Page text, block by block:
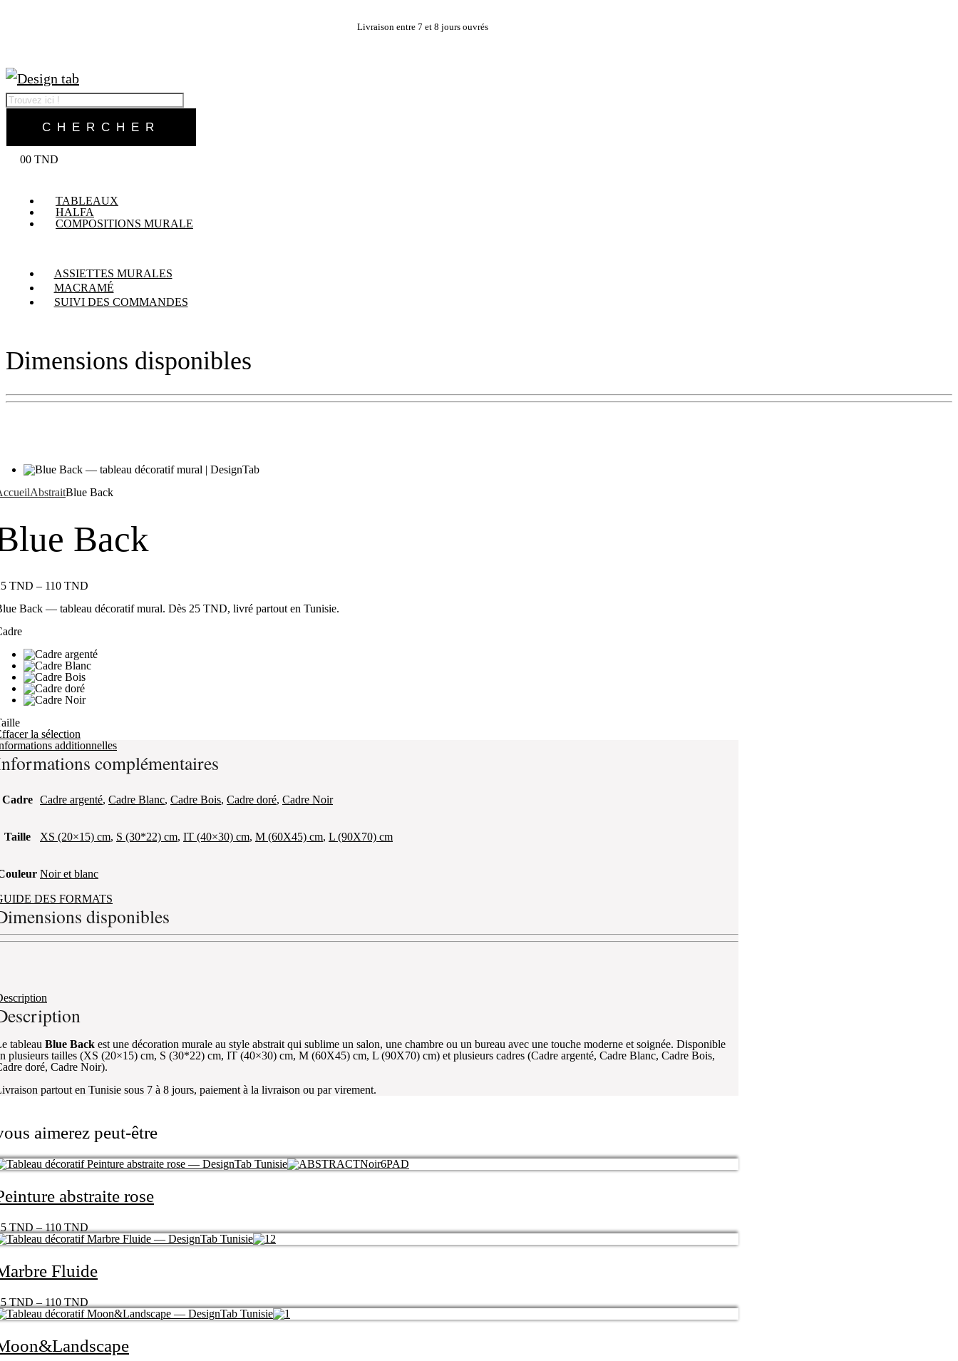
Livraison entre 7 et 8 jours ouvrés
00 TND
TABLEAUX
HALFA
COMPOSITIONS MURALE
ASSIETTES MURALES
MACRAMÉ
SUIVI DES COMMANDES
Dimensions disponibles
AbstraitBlue Back
Back
TND – 110 TND
Back — tableau décoratif mural. Dès 25 TND, livré partout en Tunisie.
la sélection
additionnelles
complémentaires
Cadre Cadre argenté, Cadre Blanc, Cadre Bois, Cadre doré, Cadre Noir
Taille XS (20×15) cm, S (30*22) cm, IT (40×30) cm, M (60X45) cm, L (90X70) cm
Noir et blanc
DES FORMATS
disponibles
tableau Blue Back est une décoration murale au style abstrait qui sublime un salon, une chambre ou un bureau avec une touche moderne et soignée. Disponible
plusieurs tailles (XS (20×15) cm, S (30*22) cm, IT (40×30) cm, M (60X45) cm, L (90X70) cm) et plusieurs cadres (Cadre argenté, Cadre Blanc, Cadre Bois,
doré, Cadre Noir).
partout en Tunisie sous 7 à 8 jours, paiement à la livraison ou par virement.
aimerez peut-être
abstraite rose
TND–110TND
Fluide
TND–110TND